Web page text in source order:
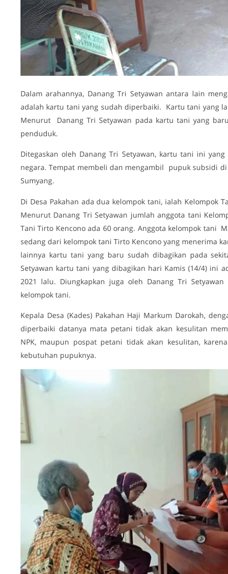
Dalam arahannya, Danang Tri Setyawan antara lain
adalah kartu tani yang sudah diperbaiki. Kartu tani yang
Menurut Danang Tri Setyawan pada kartu tani yang
penduduk.
Ditegaskan oleh Danang Tri Setyawan, kartu tani ini
negara. Tempat membeli dan mengambil pupuk subsidi di
Sumyang.
Di Desa Pakahan ada dua kelompok tani, ialah Kelompok
Menurut Danang Tri Setyawan jumlah anggota tani
Tani Tirto Kencono ada 60 orang. Anggota kelompok tani
sedang dari kelompok tani Tirto Kencono yang menerima
lainnya kartu tani yang baru sudah dibagikan pada
Setyawan kartu tani yang dibagikan hari Kamis (14/4) ini
2021 lalu. Diungkapkan juga oleh Danang Tri
kelompok tani.
Kepala Desa (Kades) Pakahan Haji Markum Darokah,
diperbaiki datanya mata petani tidak akan kesulitan
NPK, maupun pospat petani tidak akan kesulitan,
kebutuhan pupuknya.